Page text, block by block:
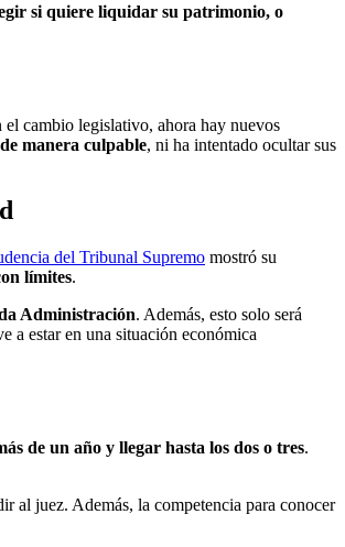
si quiere liquidar su patrimonio, o
el cambio legislativo, ahora hay nuevos
manera culpable, ni ha intentado ocultar sus
del Tribunal Supremo mostró su
límites.
Administración. Además, esto solo será
a estar en una situación económica
de un año y llegar hasta los dos o tres.
al juez. Además, la competencia para conocer